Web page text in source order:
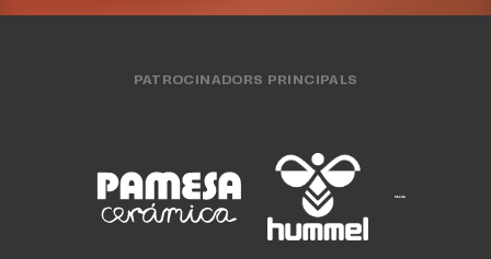
PATROCINADORS PRINCIPALS